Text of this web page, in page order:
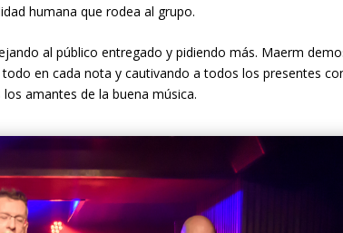
humana que rodea al grupo.
al público entregado y pidiendo más. Maerm
en cada nota y cautivando a todos los presentes
amantes de la buena música.